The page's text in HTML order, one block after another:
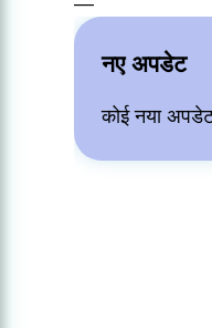
नए अपडेट
कोई नया